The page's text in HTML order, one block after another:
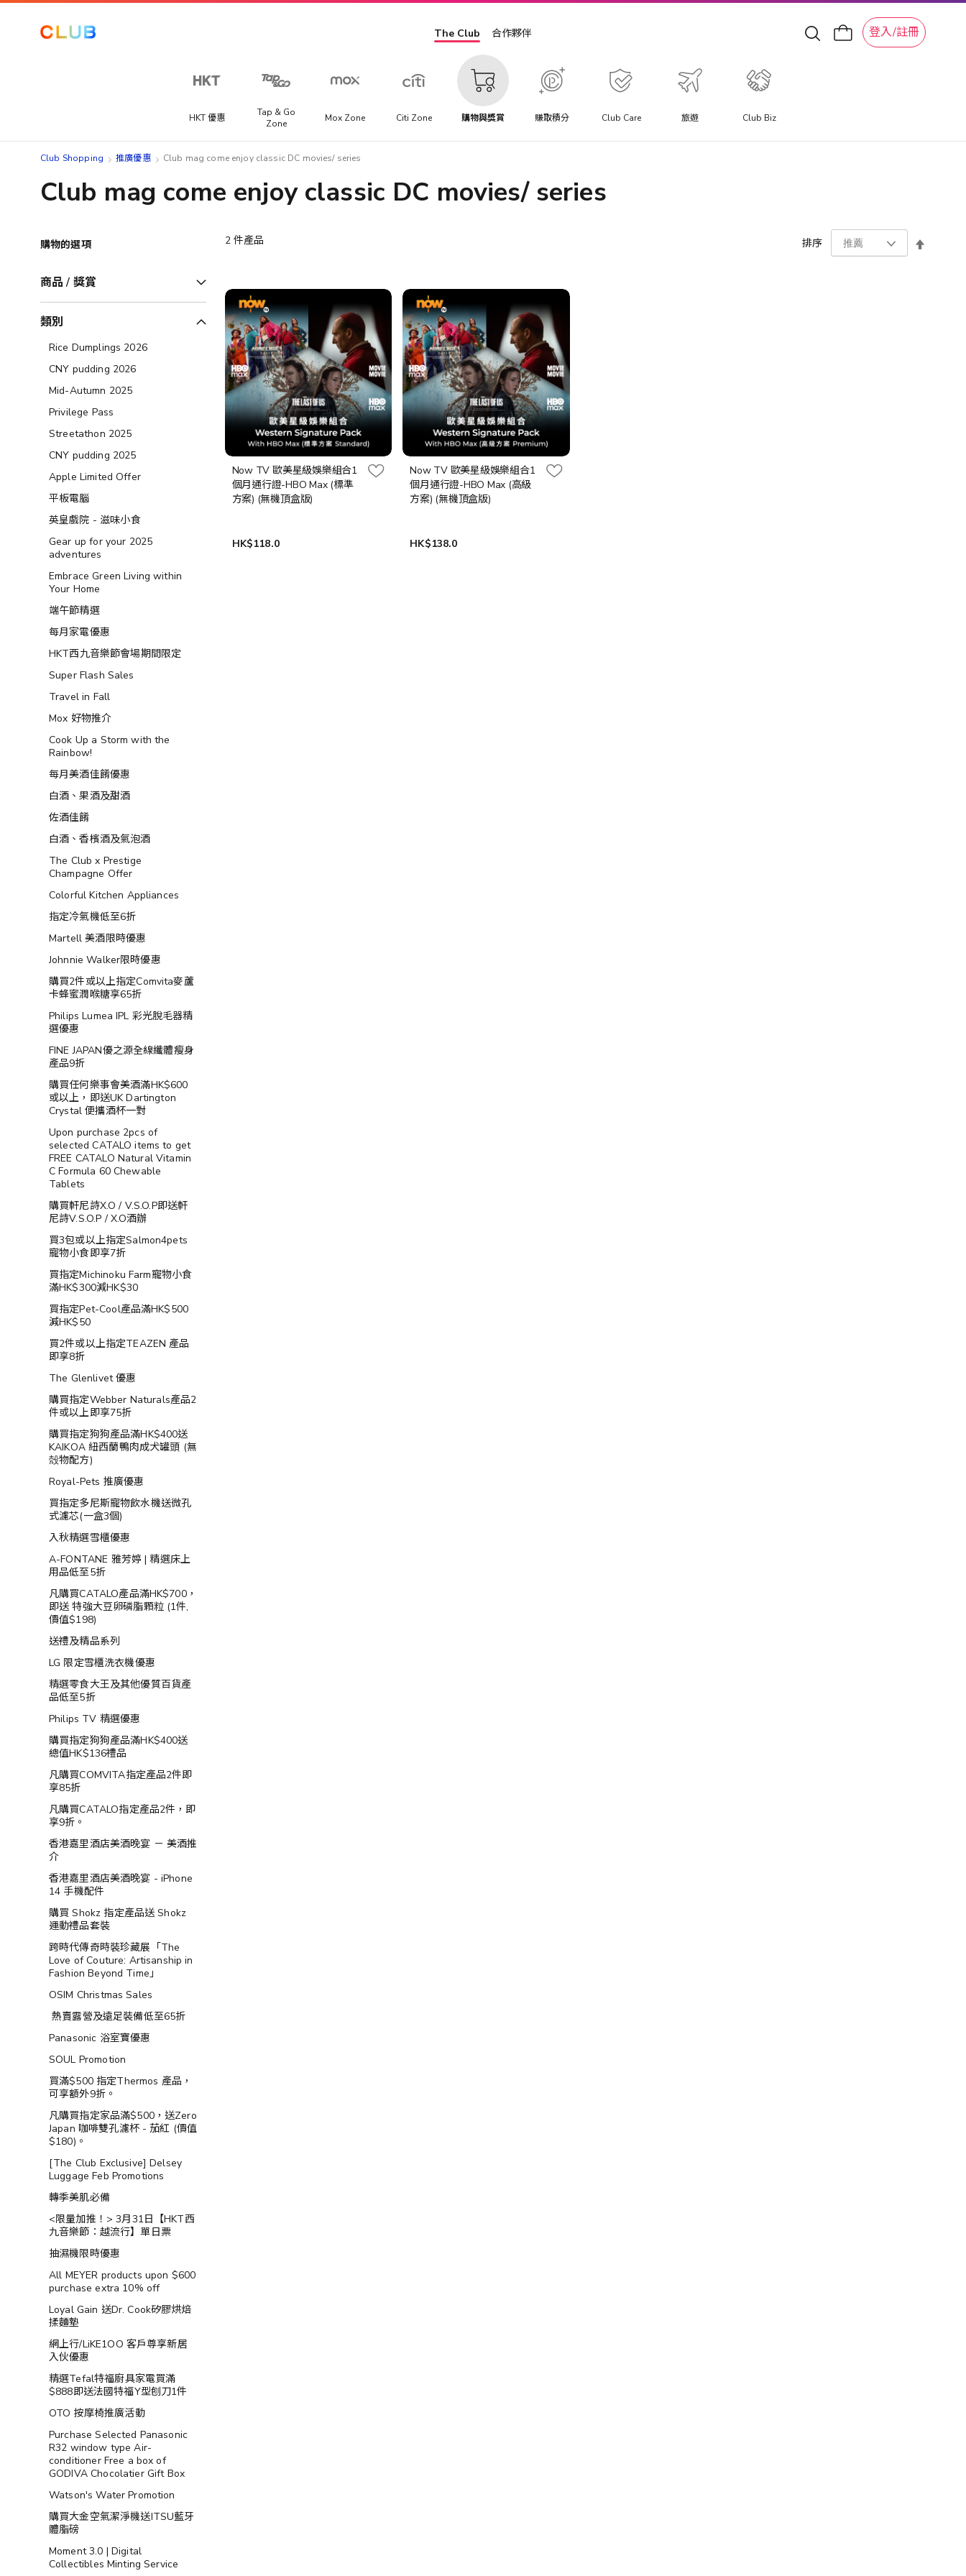
The Club 合作夥伴 登入/註冊
HKT 優惠
Tap & Go
Zone
Mox Zone Citi Zone 購物與獎賞 賺取積分 Club Care 旅遊 Club Biz
Club Shopping 推廣優惠 Club mag come enjoy classic DC movies/ series
Club mag come enjoy classic DC movies/ series
2件產品 排序
Now TV 歐美星級娛樂組合1
個月通行證-HBO Max (標準
方案) (無機頂盒版)
HK$118.0
Now TV 歐美星級娛樂組合1
個月通行證-HBO Max (高級
方案) (無機頂盒版)
HK$138.0
購物的選項
商品 / 獎賞
類別
Rice Dumplings 2026
CNY pudding 2026
Mid-Autumn 2025
Privilege Pass
Streetathon 2025
CNY pudding 2025
Apple Limited Offer
平板電腦
英皇戲院 - 滋味小食
Gear up for your 2025
adventures
Embrace Green Living within
Your Home
端午節精選
每月家電優惠
HKT西九音樂節會場期間限定
Super Flash Sales
Travel in Fall
Mox 好物推介
Cook Up a Storm with the
Rainbow!
每月美酒佳餚優惠
白酒、果酒及甜酒
佐酒佳餚
白酒、香檳酒及氣泡酒
The Club x Prestige
Champagne Offer
Colorful Kitchen Appliances
指定冷氣機低至6折
Martell 美酒限時優惠
Johnnie Walker限時優惠
購買2件或以上指定Comvita麥蘆
卡蜂蜜潤喉糖享65折
Philips Lumea IPL 彩光脫毛器精
選優惠
FINE JAPAN優之源全線纖體瘦身
產品9折
購買任何樂事會美酒滿HK$600
或以上，即送UK Dartington
Crystal 便攜酒杯一對
Upon purchase 2pcs of
selected CATALO items to get
FREE CATALO Natural Vitamin
C Formula 60 Chewable
Tablets
購買軒尼詩X.O / V.S.O.P即送軒
尼詩V.S.O.P / X.O酒辦
買3包或以上指定Salmon4pets
寵物小食即享7折
買指定Michinoku Farm寵物小食
滿HK$300減HK$30
買指定Pet-Cool產品滿HK$500
減HK$50
買2件或以上指定TEAZEN 產品
即享8折
The Glenlivet 優惠
購買指定Webber Naturals產品2
件或以上即享75折
購買指定狗狗產品滿HK$400送
KAIKOA 紐西蘭鴨肉成犬罐頭 (無
殻物配方)
Royal-Pets 推廣優惠
買指定多尼斯寵物飲水機送微孔
式濾芯(一盒3個)
入秋精選雪櫃優惠
A-FONTANE 雅芳婷 | 精選床上
用品低至5折
凡購買CATALO產品滿HK$700，
即送 特強大豆卵磷脂顆粒 (1件,
價值$198)
送禮及精品系列
LG 限定雪櫃洗衣機優惠
精選零食大王及其他優質百貨產
品低至5折
Philips TV 精選優惠
購買指定狗狗產品滿HK$400送
總值HK$136禮品
凡購買COMVITA指定產品2件即
享85折
凡購買CATALO指定產品2件，即
享9折。
香港嘉里酒店美酒晚宴 － 美酒推
介
香港嘉里酒店美酒晚宴 - iPhone
14 手機配件
購買 Shokz 指定產品送 Shokz
運動禮品套裝
跨時代傳奇時裝珍藏展「The
Love of Couture: Artisanship in
Fashion Beyond Time」
OSIM Christmas Sales
熱賣露營及遠足裝備低至65折
Panasonic 浴室寶優惠
SOUL Promotion
買滿$500 指定Thermos 產品，
可享額外9折。
凡購買指定家品滿$500，送Zero
Japan 咖啡雙孔濾杯 - 茄紅 (價值
$180)。
[The Club Exclusive] Delsey
Luggage Feb Promotions
轉季美肌必備
<限量加推！> 3月31日【HKT西
九音樂節：越流行】單日票
抽濕機限時優惠
All MEYER products upon $600
purchase extra 10% off
Loyal Gain 送Dr. Cook矽膠烘焙
揉麵墊
網上行/LiKE1OO 客戶尊享新居
入伙優惠
精選Tefal特福廚具家電買滿
$888即送法國特福Y型刨刀1件
OTO 按摩椅推廣活動
Purchase Selected Panasonic
R32 window type Air-
conditioner Free a box of
GODIVA Chocolatier Gift Box
Watson's Water Promotion
購買大金空氣潔淨機送ITSU藍牙
體脂磅
Moment 3.0 | Digital
Collectibles Minting Service